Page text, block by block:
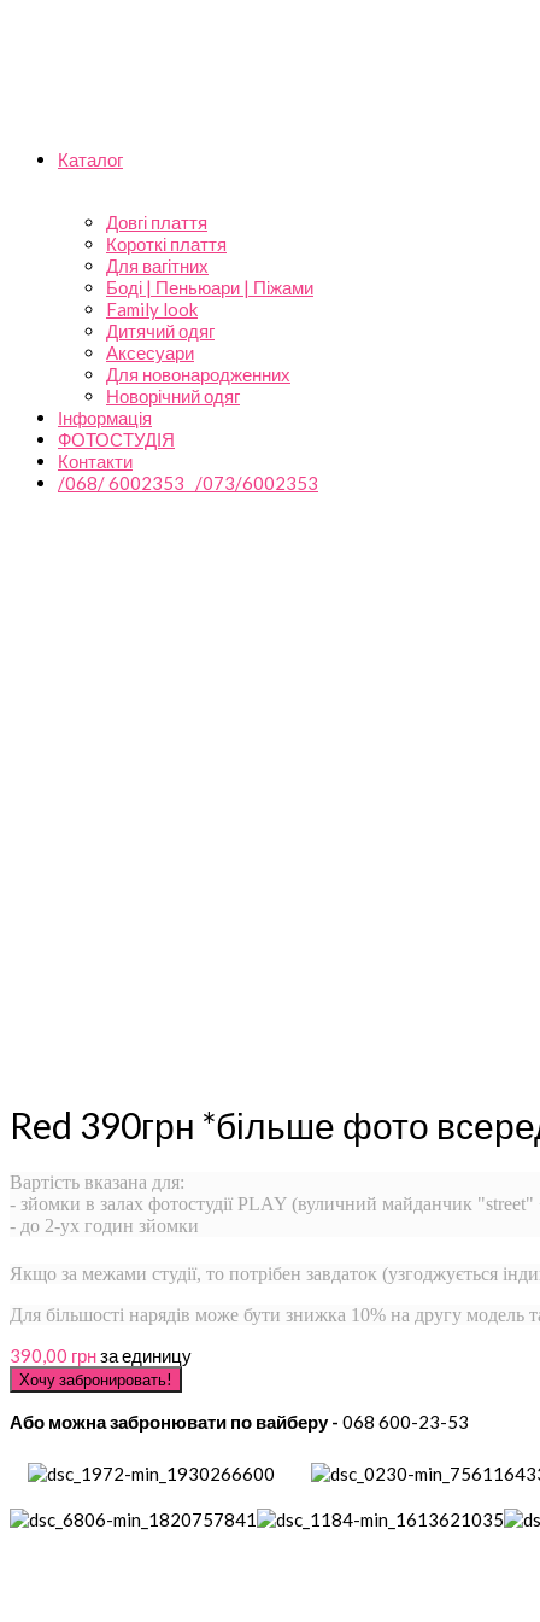
Каталог
Довгі плаття
Короткі плаття
Для вагітних
Боді | Пеньюари | Піжами
Family look
Дитячий одяг
Аксесуари
Для новонародженних
Новорічний одяг
Інформація
ФОТОСТУДІЯ
Контакти
/068/ 6002353 /073/6002353
Red 390грн *більше фото
Вартість вказана для:
- зйомки в залах фотостудії PLAY (вуличний майданчик "street"
- до 2-ух годин зйомки
Якщо за межами студії, то потрібен завдаток (узгоджується
Для більшості нарядів може бути знижка 10% на другу
390,00 грнза единицу
Або можна забронювати по вайберу - 068 600-23-53